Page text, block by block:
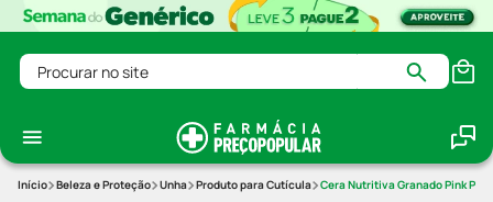
Procurar no site
Beleza e Proteção Unha Produto para Cutícula Cera Nutritiva Granado Pink